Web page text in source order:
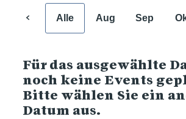
Alle Aug Sep
Für das ausgewählte
noch keine Events
Bitte wählen Sie ein
Datum aus.